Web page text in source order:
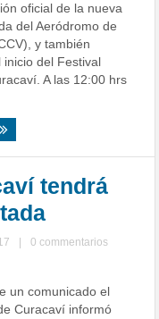
oficial de la nueva
del Aeródromo de
y también
inicio del Festival
A las 12:00 hrs
tendrá
0 commentarios
un comunicado el
Curacaví informó